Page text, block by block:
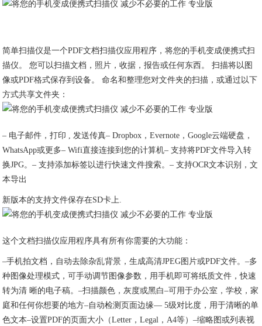
简单扫描仪是一个PDF文档扫描仪应用程序，将您的手机变成便携式扫
描仪。 您可以扫描文档，照片，收据，报告或任何东西。 扫描将以图
像或PDF格式保存到设备。 命名和整理您对文件夹的扫描，或通过以下
方式共享文件夹：
– 电子邮件，打印 , 发送传真– Dropbox，Evernote，Google云端硬盘，
WhatsApp或更多– Wifi直接连接到您的计算机– 支持将PDF文件导入转
换JPG。– 支持添加标签以进行快速文件搜索。– 支持OCR文本识别，文
本导出
新版本的支持文件保存在SD卡上.
这个文档扫描仪应用程序具有所有你需要的大功能：
–手机拍文档，自动去除杂乱背景，生成高清JPEG图片或PDF文件。–多
种图像处理模式，可手动调节图像参数，用手机即可将纸质文件，快速
转为清 晰的电子稿。–扫描颜色，灰度或黑白–可用于办公室，学校，家
庭和任何你想要的地方–自动检测页面边缘— 5级对比度，用于清晰的单
色文本–设置PDF的页面大小（Letter，Legal，A4等）–缩略图或列表视